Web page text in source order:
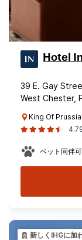
Hotel
39 E. Gay
West Chester,
King Of Prussia
ペット同伴可
新しくIHGに加